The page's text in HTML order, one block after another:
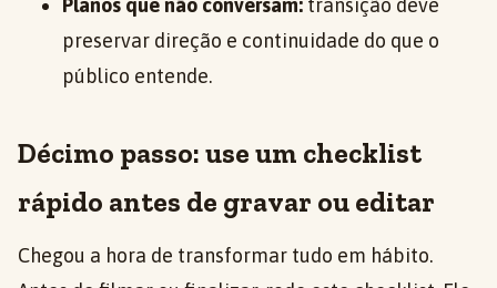
Planos que não conversam: transição deve
preservar direção e continuidade do que o
público entende.
Décimo passo: use um checklist
rápido antes de gravar ou editar
Chegou a hora de transformar tudo em hábito.